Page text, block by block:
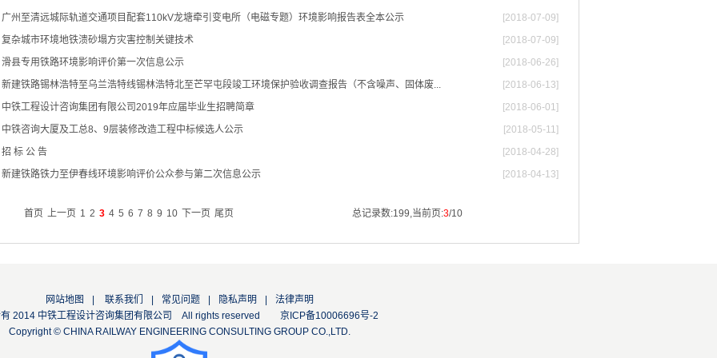
[2018-07-09]
广州至清远城际轨道交通项目配套110kV龙塘牵引变电所（电磁专题）环境影响报告表全本公示
[2018-07-09]
复杂城市环境地铁溃砂塌方灾害控制关键技术
[2018-06-26]
滑县专用铁路环境影响评价第一次信息公示
[2018-06-13]
新建铁路锡林浩特至乌兰浩特线锡林浩特北至芒罕屯段竣工环境保护验收调查报告（不含噪声、固体废...
[2018-06-01]
中铁工程设计咨询集团有限公司2019年应届毕业生招聘简章
[2018-05-11]
中铁咨询大厦及工总8、9层装修改造工程中标候选人公示
[2018-04-28]
招 标 公 告
[2018-04-13]
新建铁路铁力至伊春线环境影响评价公众参与第二次信息公示
首页 上一页 1 2 3 4 5 6 7 8 9 10 下一页 尾页 总记录数:199,当前页:3/10
网站地图 联系我们 常见问题 隐私声明
法律声明
有 2014 中铁工程设计咨询集团有限公司 All rights reserved
京ICP备10006696号-2
Copyright © CHINA RAILWAY ENGINEERING CONSULTING GROUP CO.,LTD.